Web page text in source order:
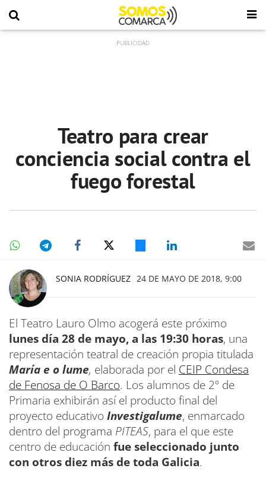
Teatro para crear
conciencia social contra el
fuego forestal
SONIA RODRÍGUEZ 24 DE MAYO DE 2018, 9:00
El Teatro Lauro Olmo acogerá este próximo
lunes día 28 de mayo, a las 19:30 horas, una
representación teatral de creación propia titulada
María e o lume, elaborada por el CEIP Condesa
de Fenosa de O Barco. Los alumnos de 2º de
Primaria exhibirán así el producto final del
proyecto educativo Investigalume, enmarcado
dentro del programa PITEAS, para el que este
centro de educación fue seleccionado junto
con otros diez más de toda Galicia.